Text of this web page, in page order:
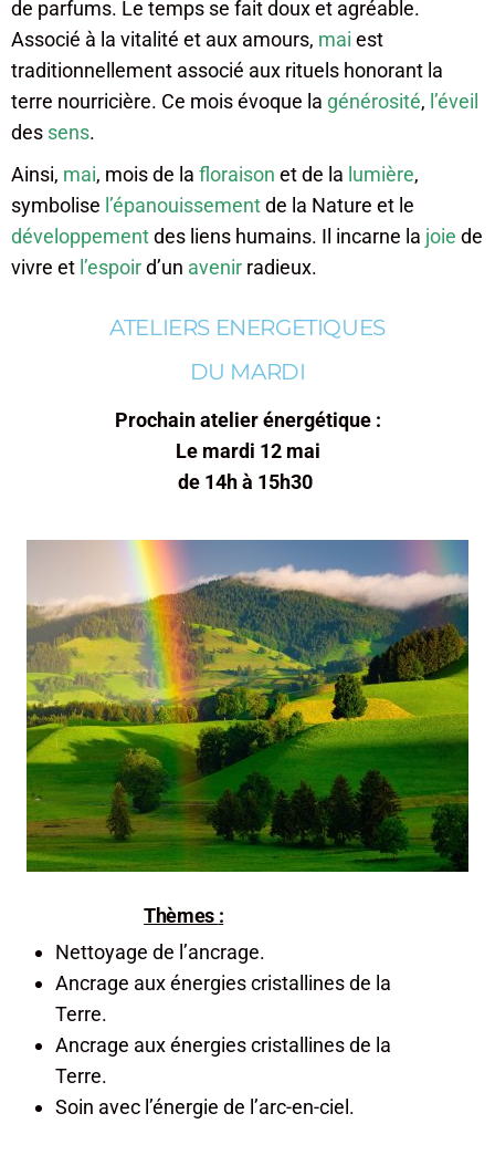
de parfums. Le temps se fait doux et agréable.
Associé à la vitalité et aux amours, mai est
traditionnellement associé aux rituels honorant la
terre nourricière. Ce mois évoque la générosité, l’éveil
des sens.
Ainsi, mai, mois de la floraison et de la lumière,
symbolise l’épanouissementde la Nature et le
développementdes liens humains. Il incarne la joie de
vivre et l’espoird’un avenir radieux.
ATELIERS ENERGETIQUES
DU MARDI
Prochain atelier énergétique :
Le mardi 12 mai
de 14h à 15h30
Thèmes :
Nettoyage de l’ancrage.
Ancrage aux énergies cristallines de la
Terre.
Ancrage aux énergies cristallines de la
Terre.
Soin avec l’énergie de l’arc-en-ciel.